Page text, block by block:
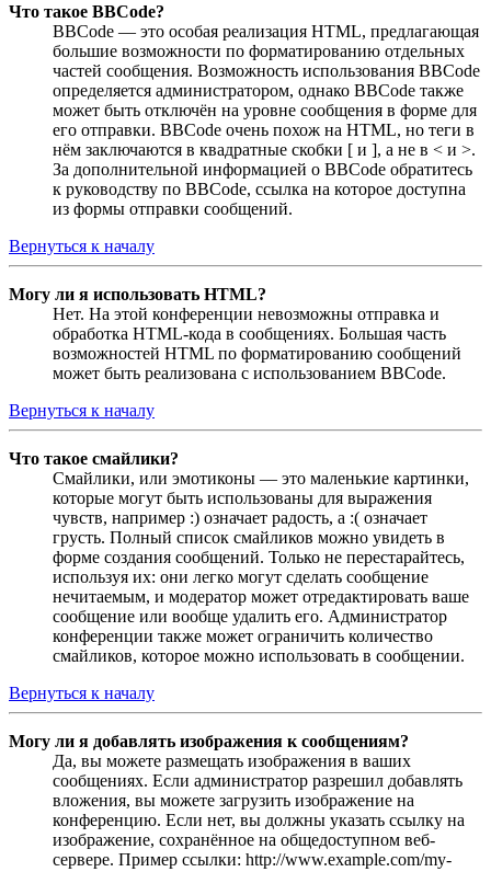
Что такое BBCode?
BBCode — это особая реализация HTML, предлагающая
большие возможности по форматированию отдельных
частей сообщения. Возможность использования BBCode
определяется администратором, однако BBCode также
может быть отключён на уровне сообщения в форме для
его отправки. BBCode очень похож на HTML, но теги в
нём заключаются в квадратные скобки [ и ], а не в < и >.
За дополнительной информацией о BBCode обратитесь
к руководству по BBCode, ссылка на которое доступна
из формы отправки сообщений.
Вернуться к началу
Могу ли я использовать HTML?
Нет. На этой конференции невозможны отправка и
обработка HTML-кода в сообщениях. Большая часть
возможностей HTML по форматированию сообщений
может быть реализована с использованием BBCode.
Вернуться к началу
Что такое смайлики?
Смайлики, или эмотиконы — это маленькие картинки,
которые могут быть использованы для выражения
чувств, например :) означает радость, а :( означает
грусть. Полный список смайликов можно увидеть в
форме создания сообщений. Только не перестарайтесь,
используя их: они легко могут сделать сообщение
нечитаемым, и модератор может отредактировать ваше
сообщение или вообще удалить его. Администратор
конференции также может ограничить количество
смайликов, которое можно использовать в сообщении.
Вернуться к началу
Могу ли я добавлять изображения к сообщениям?
Да, вы можете размещать изображения в ваших
сообщениях. Если администратор разрешил добавлять
вложения, вы можете загрузить изображение на
конференцию. Если нет, вы должны указать ссылку на
изображение, сохранённое на общедоступном веб-
сервере. Пример ссылки: http://www.example.com/my-